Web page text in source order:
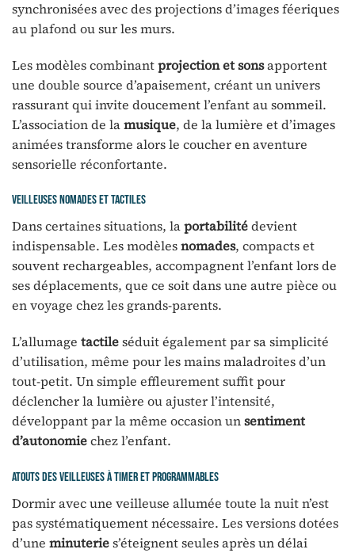
synchronisées avec des projections d’images féeriques
au plafond ou sur les murs.
Les modèles combinantprojection et sonsapportent
une double source d’apaisement, créant un univers
rassurant qui invite doucement l’enfant au sommeil.
L’association de lamusique, de la lumière et d’images
animées transforme alors le coucher en aventure
sensorielle réconfortante.
Veilleuses nomades et tactiles
Dans certaines situations, laportabilitédevient
indispensable. Les modèlesnomades, compacts et
souvent rechargeables, accompagnent l’enfant lors de
ses déplacements, que ce soit dans une autre pièce ou
en voyage chez les grands-parents.
L’allumage tactileséduit également par sa simplicité
d’utilisation, même pour les mains maladroites d’un
tout-petit. Un simple effleurement suffit pour
déclencher la lumière ou ajuster l’intensité,
développant par la même occasion unsentiment
d’autonomiechez l’enfant.
Atouts des veilleuses à timer et programmables
Dormir avec une veilleuse allumée toute la nuit n’est
pas systématiquement nécessaire. Les versions dotées
d’une minuteries’éteignent seules après un délai